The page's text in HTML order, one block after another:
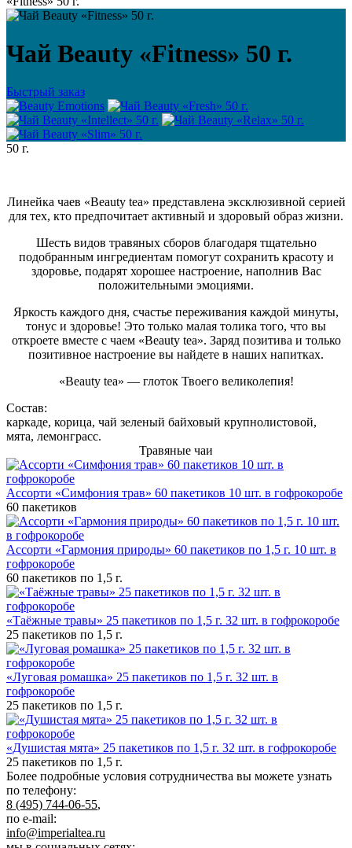
Чай Beauty «Fitness» 50 г.
Быстрый заказ
50 г.
Линейка чаев «Beauty tea» представлена эксклюзивной серией
для тех, кто предпочитает активный и здоровый образ жизни.
Шесть видов травяных сборов благодаря тщательно
подобранным ингредиентам помогут сохранить красоту и
здоровье, подарят хорошее настроение, наполнив Вас
положительными эмоциями.
Яркость каждого дня, счастье переживания каждой минуты,
тонус и здоровье! Это только малая толика того, что вы
откроете вместе с чаем «Beauty tea». Заряд позитива и только
позитивное настроение вы найдете в наших напитках.
«Beauty tea» — глоток Твоего великолепия!
Состав:
каркаде, корица, чай зеленый байховый крупнолистовой,
мята, лемонграсс.
Травяные чаи
Ассорти «Симфония трав» 60 пакетиков 10 шт. в гофрокоробе
60 пакетиков
Ассорти «Гармония природы» 60 пакетиков по 1,5 г. 10 шт. в
гофрокоробе
60 пакетиков по 1,5 г.
«Таёжные травы» 25 пакетиков по 1,5 г. 32 шт. в гофрокоробе
25 пакетиков по 1,5 г.
«Луговая ромашка» 25 пакетиков по 1,5 г. 32 шт. в
гофрокоробе
25 пакетиков по 1,5 г.
«Душистая мята» 25 пакетиков по 1,5 г. 32 шт. в гофрокоробе
25 пакетиков по 1,5 г.
Более подробные условия сотрудничества вы можете узнать
по телефону:
8 (495) 744-06-55,
по e-mail:
info@imperialtea.ru